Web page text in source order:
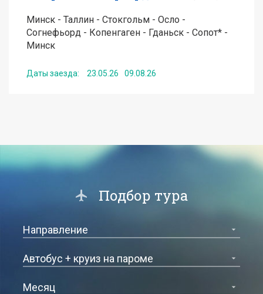
Минск - Таллин - Стокгольм - Осло -
Согнефьорд - Копенгаген - Гданьск - Сопот* -
Минск
Даты заезда: 23.05.26 09.08.26
Подробнее
Подбор тура